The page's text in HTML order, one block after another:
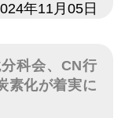
年11月05日
科会、CN行
素化が着実に